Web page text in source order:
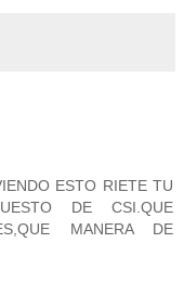
ESTO RIETE TU
DE CSI.QUE
MANERA DE